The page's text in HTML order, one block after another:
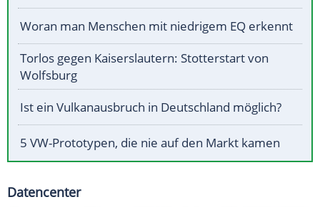
Woran man Menschen mit niedrigem EQ erkennt
Torlos gegen Kaiserslautern: Stotterstart von
Wolfsburg
Ist ein Vulkanausbruch in Deutschland möglich?
5 VW-Prototypen, die nie auf den Markt kamen
Datencenter